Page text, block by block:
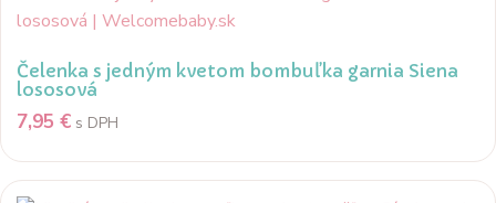
Čelenka s jedným kvetom bombuľka garnia Siena
lososová
7,95 € s DPH